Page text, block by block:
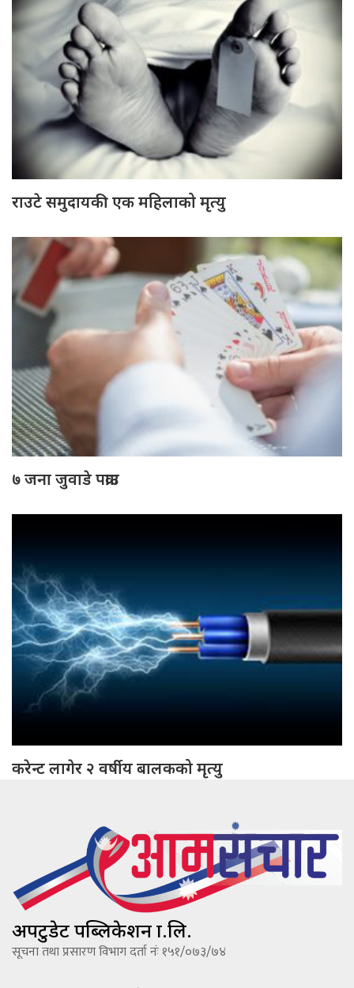
राउटे समुदायकी एक महिलाको मृत्यु
७ जना जुवाडे पक्राउ
करेन्ट लागेर २ वर्षीय बालकको मृत्यु
अपटुडेट पब्लिकेशन प्रा.लि.
सूचना तथा प्रसारण विभाग दर्ता नंः १५१/०७३/७४